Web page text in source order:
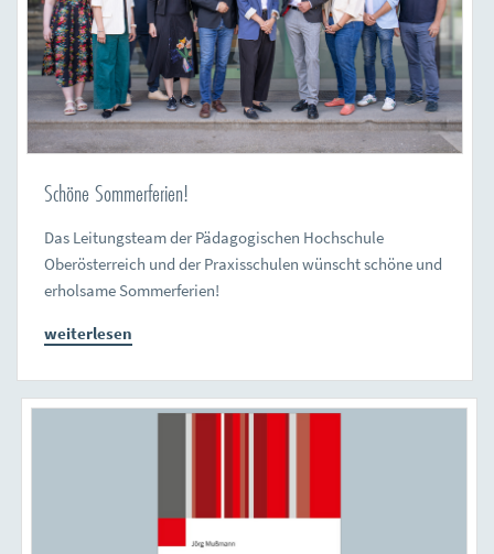
Schöne Sommerferien!
Das Leitungsteam der Pädagogischen Hochschule
Oberösterreich und der Praxisschulen wünscht schöne und
erholsame Sommerferien!
weiterlesen